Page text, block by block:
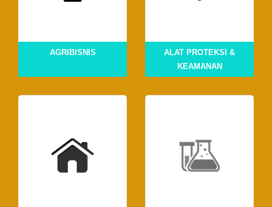
AGRIBISNIS
ALAT PROTEKSI &
KEAMANAN